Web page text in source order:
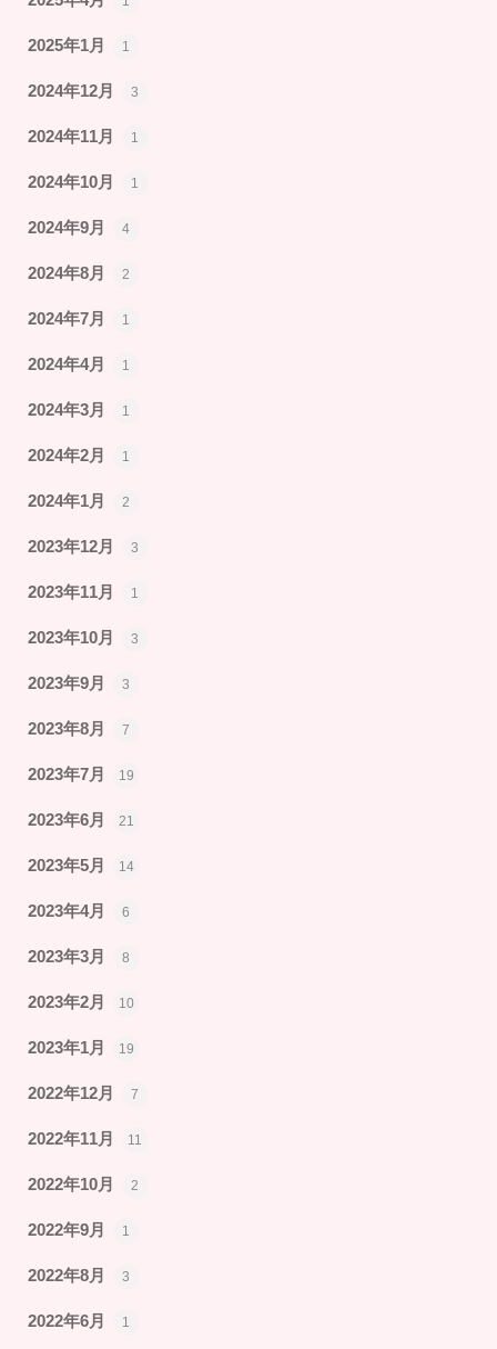
2025年1月 1
2024年12月 3
2024年11月 1
2024年10月 1
2024年9月 4
2024年8月 2
2024年7月 1
2024年4月 1
2024年3月 1
2024年2月 1
2024年1月 2
2023年12月 3
2023年11月 1
2023年10月 3
2023年9月 3
2023年8月 7
2023年7月 19
2023年6月 21
2023年5月 14
2023年4月 6
2023年3月 8
2023年2月 10
2023年1月 19
2022年12月 7
2022年11月 11
2022年10月 2
2022年9月 1
2022年8月 3
2022年6月 1